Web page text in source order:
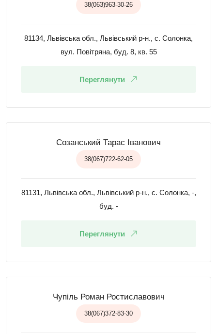
38(063)963-30-26
81134, Львівська обл., Львівський р-н., с. Солонка,
вул. Повітряна, буд. 8, кв. 55
Переглянути
Созанський Тарас Іванович
38(067)722-62-05
81131, Львівська обл., Львівський р-н., с. Солонка, -,
буд. -
Переглянути
Чупіль Роман Ростиславович
38(067)372-83-30